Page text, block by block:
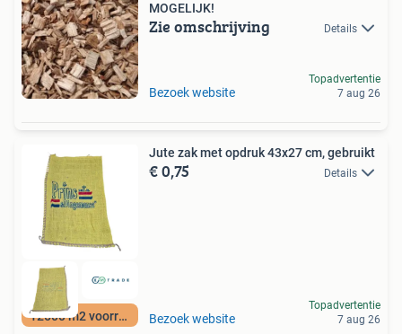
MOGELIJK!
Zie omschrijving Details
Bezoek website
Topadvertentie
7 aug 26
12500 m2 voorraad
Jute zak met opdruk 43x27 cm, gebruikt
€ 0,75 Details
Bezoek website
Topadvertentie
7 aug 26